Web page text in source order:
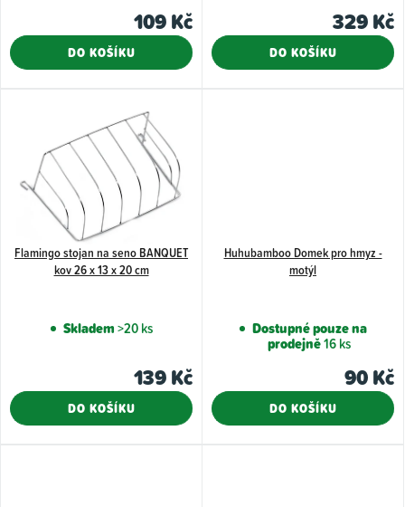
t
ů
je
5,0
109 Kč
DO KOŠÍKU
329 Kč
DO KOŠÍKU
Flamingo stojan na seno BANQUET
kov 26 x 13 x 20 cm
Skladem>20 ks
139 Kč
DO KOŠÍKU
Huhubamboo Domek pro hmyz -
motýl
Dostupné pouze na
prodejně16 ks
90 Kč
DO KOŠÍKU